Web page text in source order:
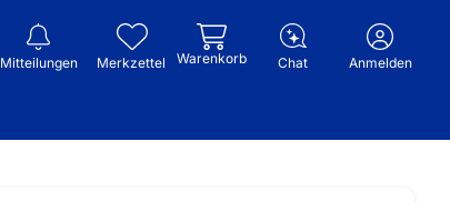
Mitteilungen Merkzettel Warenkorb Chat Anmelden